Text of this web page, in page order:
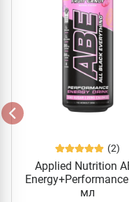
(2)
Applied Nutrition
мл